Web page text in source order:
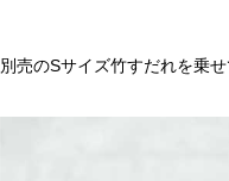
別売のSサイズ竹すだれを乗